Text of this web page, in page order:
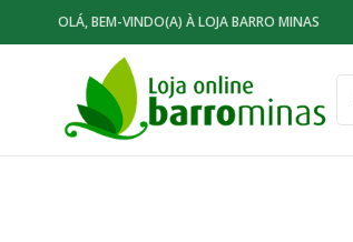
OLÁ, BEM-VINDO(A) À LOJA BARRO MINAS